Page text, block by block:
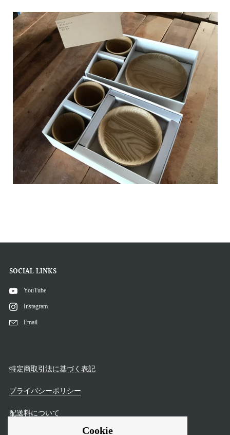
SOCIAL LINKS
YouTube
Instagram
Email
特定商取引法に基づく表記
プライバシーポリシー
配送料について
Cookie